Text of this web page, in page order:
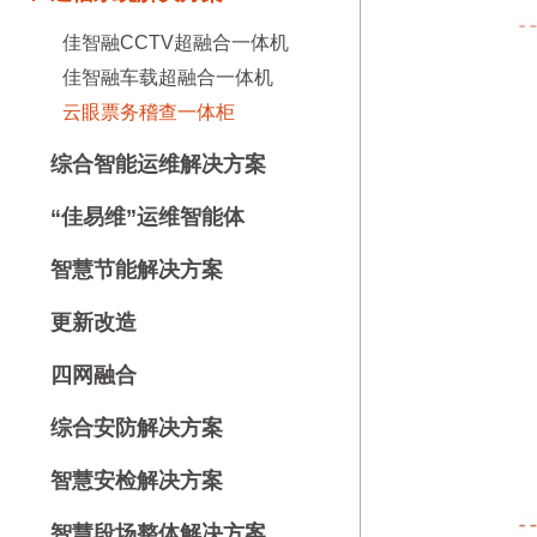
佳智融CCTV超融合一体机
佳智融车载超融合一体机
云眼票务稽查一体柜
综合智能运维解决方案
“佳易维”运维智能体
智慧节能解决方案
更新改造
四网融合
综合安防解决方案
智慧安检解决方案